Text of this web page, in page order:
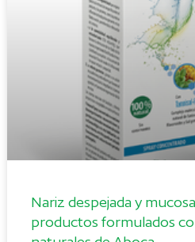
Nariz despejada y
productos formulados